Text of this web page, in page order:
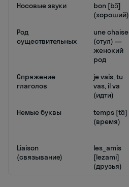
Носовые звуки
bon [bɔ̃]
(хороший)
Род
существительных
une chaise
(стул) —
женский
род
Спряжение
глаголов
je vais, tu
vas, il va
(идти)
Немые буквы
temps [tɑ̃]
(время)
Liaison
(связывание)
les_amis
[lezami]
(друзья)